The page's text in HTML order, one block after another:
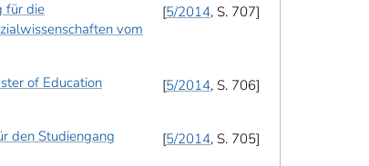
für die
vom
5/2014, S. 707
of Education
5/2014, S. 706
den Studiengang
5/2014, S. 705